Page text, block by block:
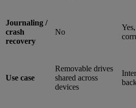
Journaling /
crash
recovery
No
Use case
Removable drives
shared across
devices